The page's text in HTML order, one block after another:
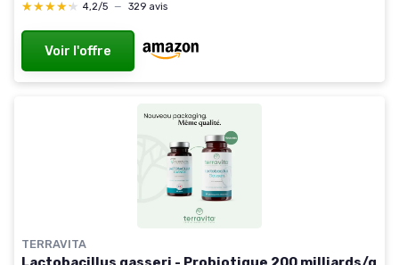
★★★★★
★★★★★ 4,2/5 — 329 avis
Voir l'offre
TERRAVITA